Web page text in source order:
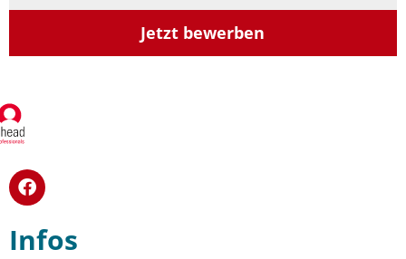
Jetzt bewerben
Infos